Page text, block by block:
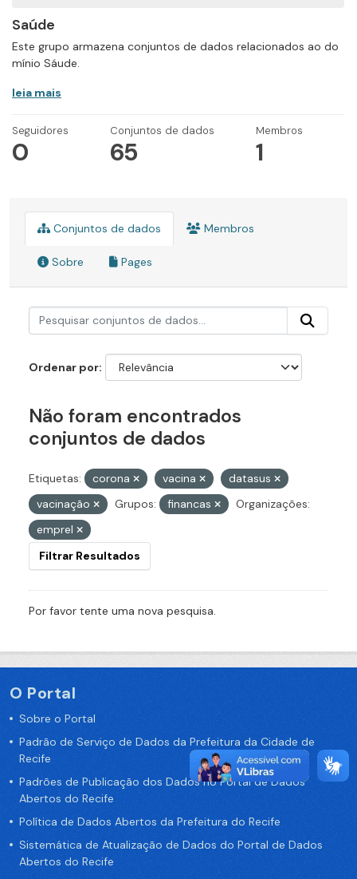
Saúde
Este grupo armazena conjuntos de dados relacionados ao do
mínio Sáude.
leia mais
Seguidores
0
Conjuntos de dados
65
Membros
1
Conjuntos de dados Membros
Sobre Pages
Ordenar por
Não foram encontrados
conjuntos de dados
Etiquetas: corona vacina
datasus
vacinação
Grupos: financas
Organizações:
emprel
Filtrar Resultados
Por favor tente uma nova pesquisa.
O Portal
Sobre o Portal
Padrão de Serviço de Dados da Prefeitura da Cidade de
Recife
Padrões de Publicação dos Dados no Portal de Dados
Abertos do Recife
Política de Dados Abertos da Prefeitura do Recife
Sistemática de Atualização de Dados do Portal de Dados
Abertos do Recife